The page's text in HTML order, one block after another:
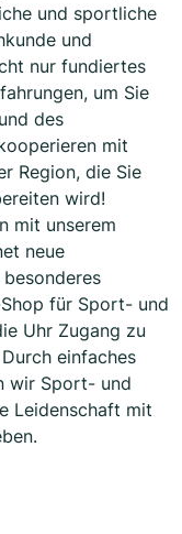
und sportliche
und
nur fundiertes
um Sie
des
mit
Region, die Sie
wird!
mit unserem
neue
für Sport- und
Uhr Zugang zu
einfaches
wir Sport- und
Leidenschaft mit